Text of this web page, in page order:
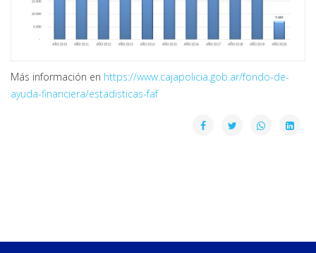
Más información en https://www.cajapolicia.gob.ar/fondo-de-
ayuda-financiera/estadisticas-faf